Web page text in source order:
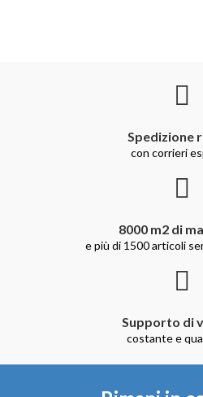
Spedizione
con corrieri
8000 m2 di
e più di 1500 articoli
Supporto di
costante e